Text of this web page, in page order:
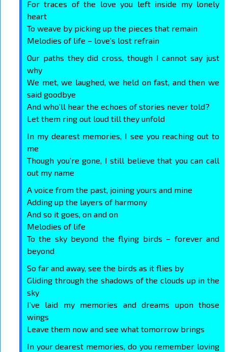
For traces of the love you left inside my lonely
heart
To weave by picking up the pieces that remain
Melodies of life – love’s lost refrain
Our paths they did cross, though I cannot say just
why
We met, we laughed, we held on fast, and then we
said goodbye
And who’ll hear the echoes of stories never told?
Let them ring out loud till they unfold
In my dearest memories, I see you reaching out to
me
Though you’re gone, I still believe that you can call
out my name
A voice from the past, joining yours and mine
Adding up the layers of harmony
And so it goes, on and on
Melodies of life
To the sky beyond the flying birds – forever and
beyond
So far and away, see the birds as it flies by
Gliding through the shadows of the clouds up in the
sky
I’ve laid my memories and dreams upon those
wings
Leave them now and see what tomorrow brings
In your dearest memories, do you remember loving